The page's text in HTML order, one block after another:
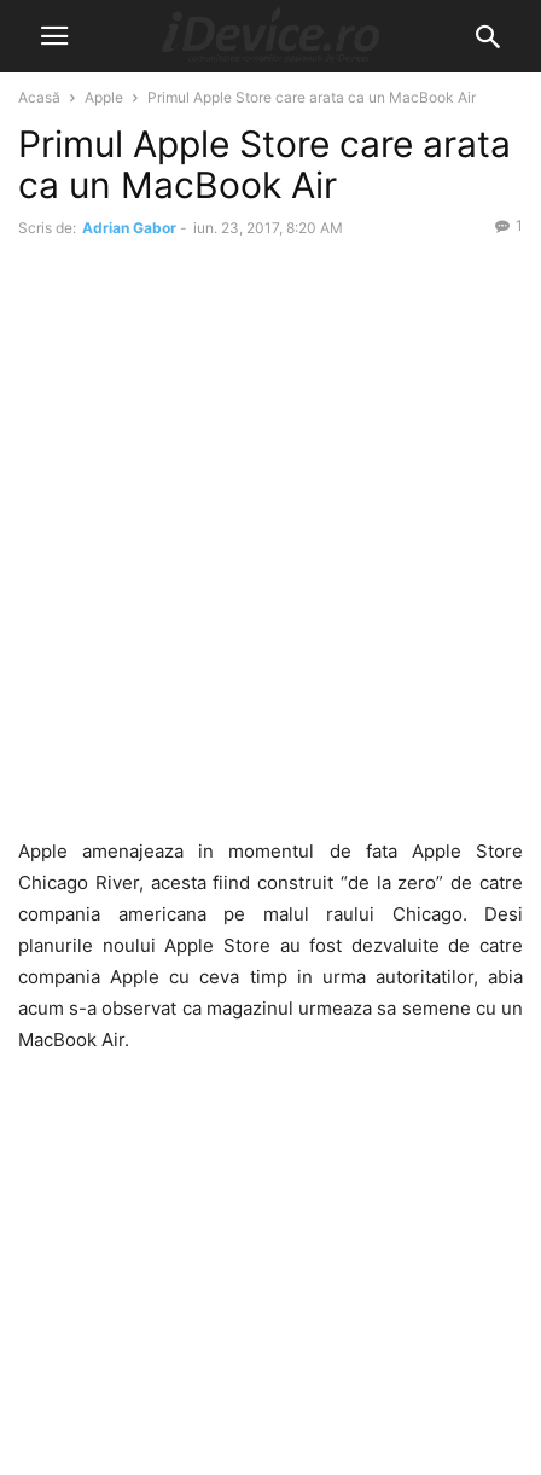
Acasă Apple Primul Apple Store care arata ca un MacBook Air
Primul Apple Store care arata
ca un MacBook Air
Scris de: Adrian Gabor - iun. 23, 2017, 8:20 AM 1
Apple amenajeaza in momentul de fata Apple Store
Chicago River, acesta fiind construit “de la zero” de catre
compania americana pe malul raului Chicago. Desi
planurile noului Apple Store au fost dezvaluite de catre
compania Apple cu ceva timp in urma autoritatilor, abia
acum s-a observat ca magazinul urmeaza sa semene cu un
MacBook Air.